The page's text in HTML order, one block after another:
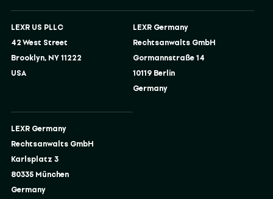
LEXR US PLLC
42 West Street
Brooklyn, NY 11222
USA
LEXR Germany
Rechtsanwalts GmbH
Gormannstraße 14
10119 Berlin
Germany
LEXR Germany
Rechtsanwalts GmbH
Karlsplatz 3
80335 München
Germany